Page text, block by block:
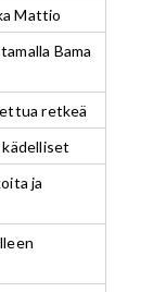
Mattio
Bama
retkeä
ja